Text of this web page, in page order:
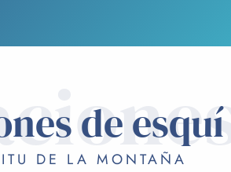
de esquí
DE LA MONTAÑA